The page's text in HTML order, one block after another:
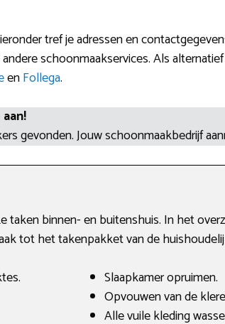
tref je adressen en
schoonmaakservices. Als
enFollega.
gevonden. Jouw schoonmaakbedrijf
binnen- en buitenshuis. In het
tot het takenpakket van de
Slaapkamer opruimen.
Opvouwen van de
Alle vuile kleding